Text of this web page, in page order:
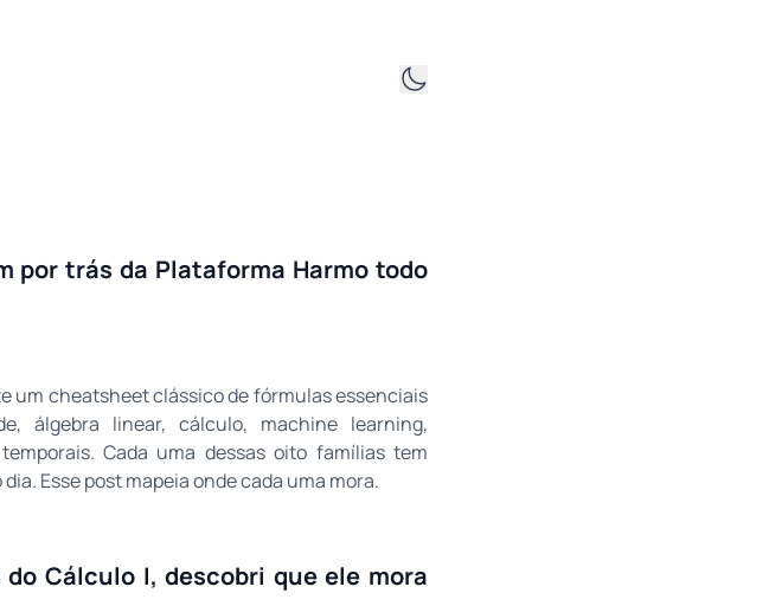
por trás da Plataforma Harmo todo
um cheatsheet clássico de fórmulas essenciais
álgebra linear, cálculo, machine learning,
Cada uma dessas oito famílias tem
Esse post mapeia onde cada uma mora.
Cálculo I, descobri que ele mora